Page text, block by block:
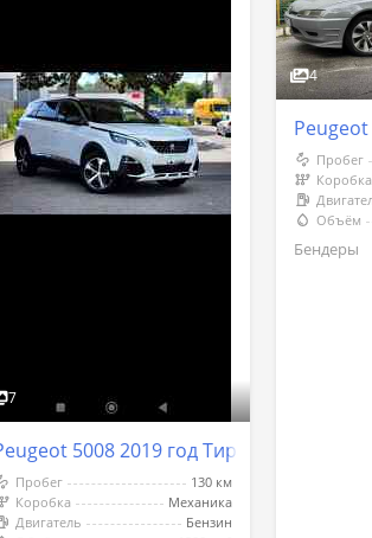
7
5008 2019 год Тирасполь
Пробег
130 км
Коробка
Механика
Двигатель
Бензин
4
Peugeot
Пробег
Коробка
Объём
Бендеры